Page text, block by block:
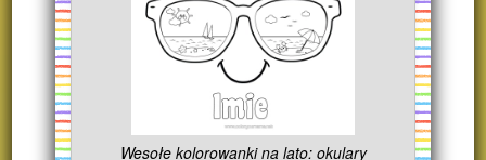
Wesołe kolorowanki na lato: okulary